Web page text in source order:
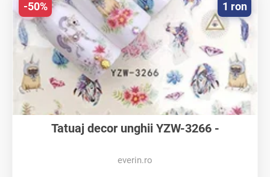
Tatuaj decor unghii YZW-3266 -
everin.ro
1 ron
-50%